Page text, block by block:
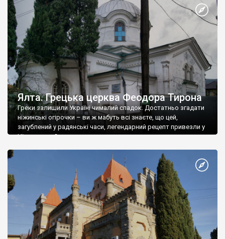
Ялта. Грецька церква Феодора Тирона
Греки залишили Україні чималий спадок. Достатньо згадати
ніжинські огірочки – ви ж мабуть всі знаєте, що цей,
загублений у радянські часи, легендарний рецепт привезли у
Ніжин греки?